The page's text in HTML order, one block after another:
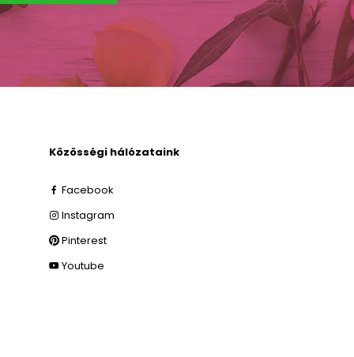
Közösségi hálózataink
Facebook
Instagram
Pinterest
Youtube